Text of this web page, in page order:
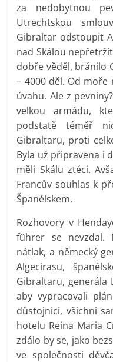
za nedobytnou
Utrechtskou
Gibraltar odstoupit
nad Skálou
dobře věděl, bránilo
– 4000 děl. Od
úvahu. Ale z
velkou armádu,
podstatě téměř
Gibraltaru, proti
Byla už připravena i
měli Skálu ztéci.
Francův souhlas k
Španělskem.
Rozhovory v
führer se nevzdal.
nátlak, a německý
Algecirasu,
Gibraltaru, generála
aby vypracovali
důstojnici, všichni
hotelu Reina Maria
zdálo by se, jako
ve společnosti